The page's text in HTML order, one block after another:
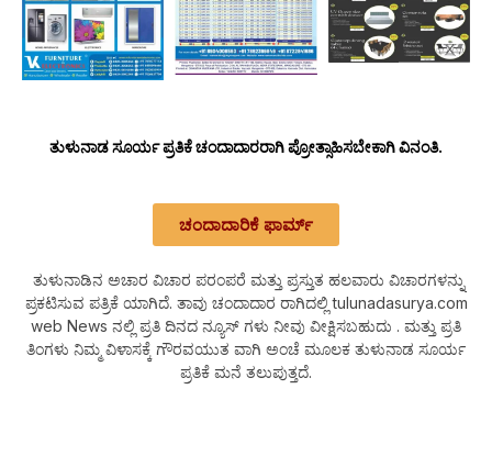
ತುಳುನಾಡ ಸೂರ್ಯ ಪ್ರತಿಕೆ ಚಂದಾದಾರರಾಗಿ ಪ್ರೋತ್ಸಾಹಿಸಬೇಕಾಗಿ ವಿನಂತಿ.
ಚಂದಾದಾರಿಕೆ ಫಾರ್ಮ್
ತುಳುನಾಡಿನ ಅಚಾರ ವಿಚಾರ ಪರಂಪರೆ ಮತ್ತು ಪ್ರಸ್ತುತ ಹಲವಾರು ವಿಚಾರಗಳನ್ನು
ಪ್ರಕಟಿಸುವ ಪತ್ರಿಕೆ ಯಾಗಿದೆ. ತಾವು ಚಂದಾದಾರ ರಾಗಿದಲ್ಲಿ tulunadasurya.com
web News ನಲ್ಲಿ ಪ್ರತಿ ದಿನದ ನ್ಯೂಸ್ ಗಳು ನೀವು ವೀಕ್ಷಿಸಬಹುದು . ಮತ್ತು ಪ್ರತಿ
ತಿಂಗಳು ನಿಮ್ಮ ವಿಳಾಸಕ್ಕೆ ಗೌರವಯುತ ವಾಗಿ ಅಂಚೆ ಮೂಲಕ ತುಳುನಾಡ ಸೂರ್ಯ
ಪ್ರತಿಕೆ ಮನೆ ತಲುಪುತ್ತದೆ.